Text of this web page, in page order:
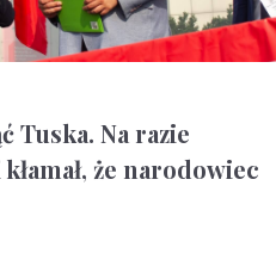
Tuska. Na razie
że narodowiec